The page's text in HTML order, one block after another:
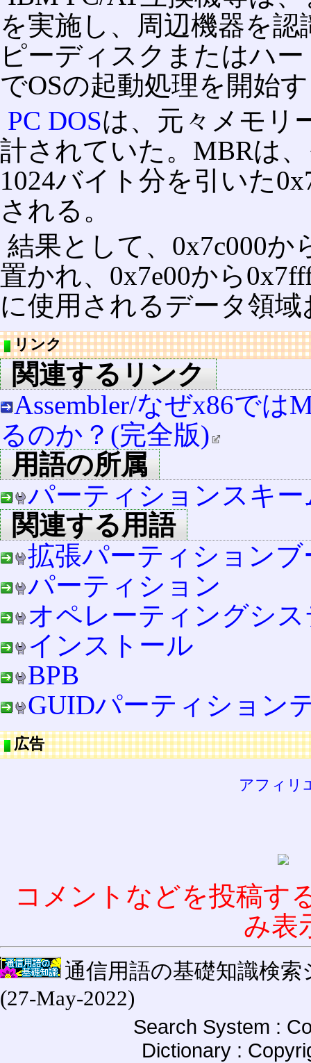
を実施し、周辺機器を
ピーディスクまたはハ
でOSの起動処理を開始
PC DOSは、元々メモリ
計されていた。MBRは
1024バイト分を引いた
される。
結果として、0x7c000か
置かれ、0x7e00から
に使用されるデータ領
リンク
関連するリンク
Assembler/なぜx86では
るのか？(完全版)
用語の所属
パーティションスキー
関連する用語
拡張パーティション
パーティション
オペレーティングシ
インストール
BPB
GUIDパーティション
広告
アフィリ
コメントなどを投稿す
み表
通信用語の基礎知識検索
(27-May-2022)
Search System :
Dictionary :